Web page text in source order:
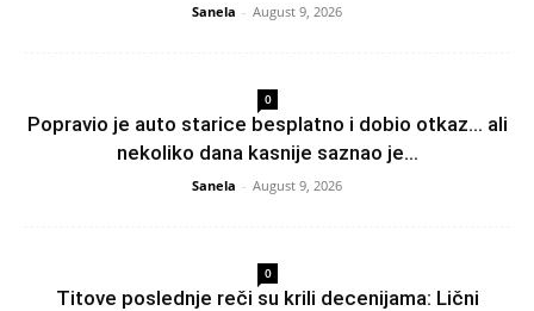
Sanela - August 9, 2026
0
Popravio je auto starice besplatno i dobio otkaz… ali
nekoliko dana kasnije saznao je...
Sanela - August 9, 2026
0
Titove poslednje reči su krili decenijama: Lični